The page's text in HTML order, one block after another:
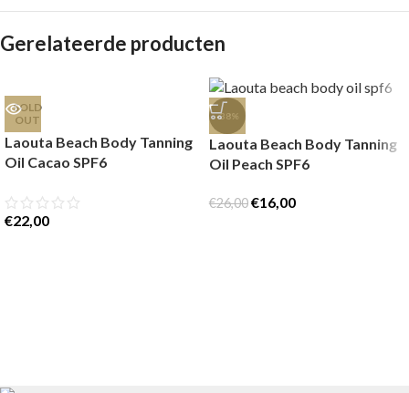
Gerelateerde producten
SOLD
OUT
Laouta Beach Body Tanning
Oil Cacao SPF6
€22,00
-38%
Laouta Beach Body Tanning
Oil Peach SPF6
€26,00€16,00